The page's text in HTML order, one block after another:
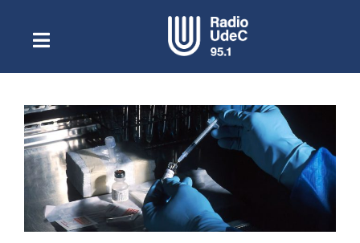
contenidoToggle
NavigationEscuchar Radio UdeC en vivo
Quiénes Somos
Programación
Podcast
Noticias